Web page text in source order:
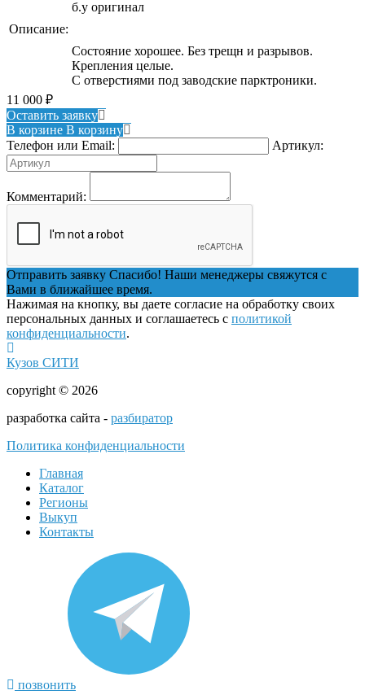
Описание:
б.у оригинал
Состояние хорошее. Без трещн и разрывов.
Крепления целые.
С отверстиями под заводские парктроники.
11 000 ₽
Оставить заявку
В корзине В корзину
Телефон или Email:
Артикул:
Комментарий:
Отправить заявку Спасибо! Наши менеджеры свяжутся с
Вами в ближайшее время.
Нажимая на кнопку, вы даете согласие на обработку своих
персональных данных и соглашаетесь с политикой
конфиденциальности.
Кузов СИТИ
copyright © 2026
разработка сайта - разбиратор
Политика конфиденциальности
Главная
Каталог
Регионы
Выкуп
Контакты
позвонить